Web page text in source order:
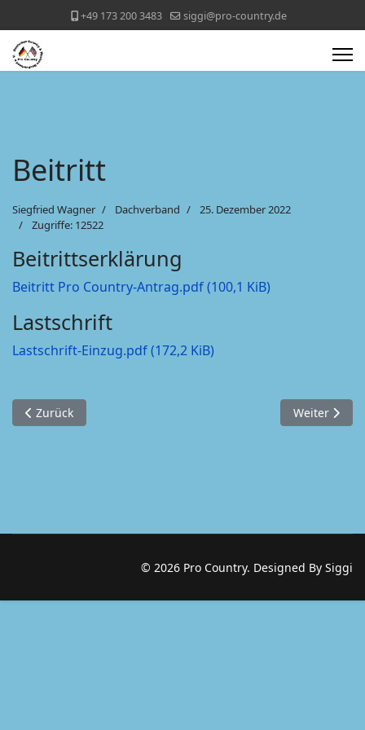
+49 173 200 3483 siggi@pro-country.de
Beitritt
Siegfried Wagner Dachverband
25. Dezember 2022
Zugriffe: 12522
Beitrittserklärung
Beitritt Pro Country-Antrag.pdf(100,1 KiB)
Lastschrift
Lastschrift-Einzug.pdf(172,2 KiB)
Vorheriger Beitrag: Flyer
Zurück Nächster
Weiter
© 2026 Pro Country. Designed By Siggi